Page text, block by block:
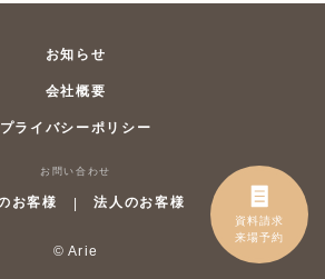
© Arie
お知らせ
会社概要
プライバシーポリシー
お問い合わせ
お客様 | 法人のお客様